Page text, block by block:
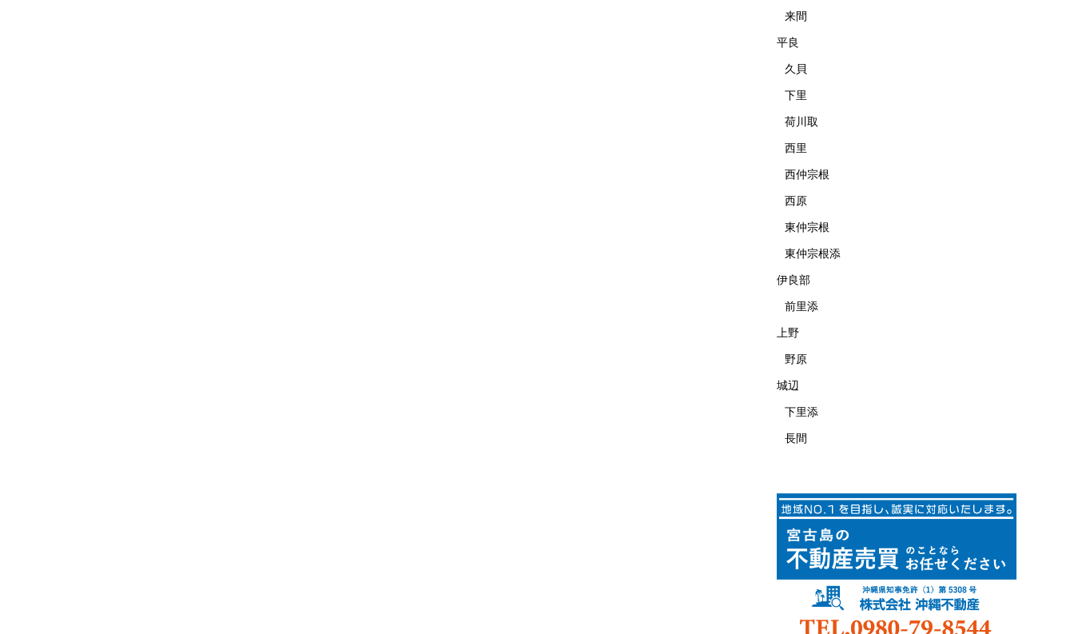
来間
平良
久貝
下里
荷川取
西里
西仲宗根
西原
東仲宗根
東仲宗根添
伊良部
前里添
上野
野原
城辺
下里添
長間